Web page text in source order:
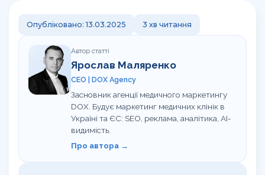
Відгуки клієнтів про агенцію DOX
Перевірка сайту на штрафи
Калькулятор LTV пацієнта
Гайд з медичного GEO
UTM-генератор
SEO-перевірка сайту клініки
UA
Опубліковано: 13.03.2025 3 хв читання
Автор статті
Ярослав Маляренко
CEO | DOX Agency
Засновник агенції медичного маркетингу
DOX. Будує маркетинг медичних клінік в
Україні та ЄС: SEO, реклама, аналітика, AI-
видимість.
Про автора →